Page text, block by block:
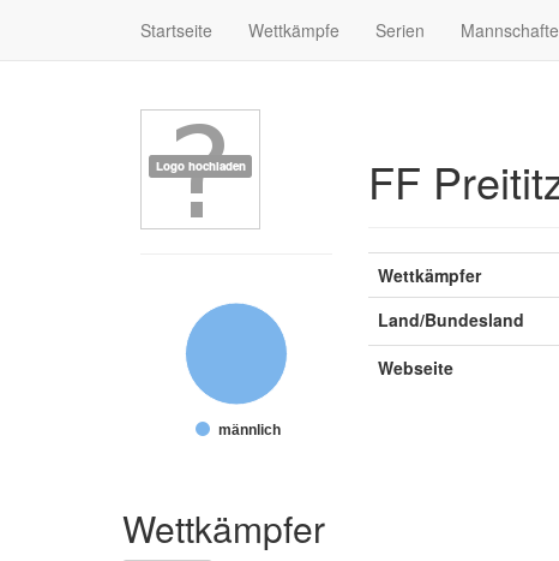
Startseite Wettkämpfe Serien
männlich
FF
Wettkämpfer
Land/Bundesland
Webseite
Wettkämpfer